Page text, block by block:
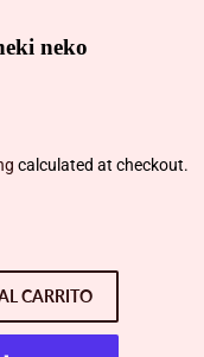
neko
calculated at checkout.
CARRITO